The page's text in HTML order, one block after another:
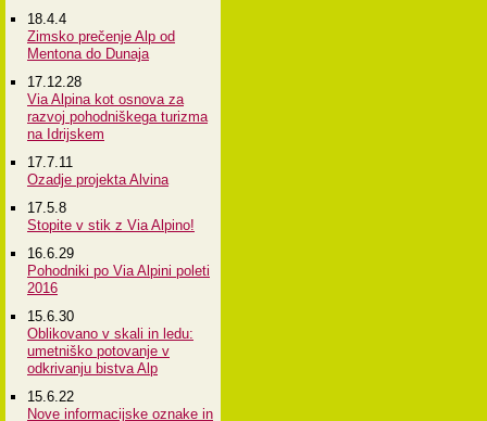
18.4.4
Zimsko prečenje Alp od
Mentona do Dunaja
17.12.28
Via Alpina kot osnova za
razvoj pohodniškega turizma
na Idrijskem
17.7.11
Ozadje projekta Alvina
17.5.8
Stopite v stik z Via Alpino!
16.6.29
Pohodniki po Via Alpini poleti
2016
15.6.30
Oblikovano v skali in ledu:
umetniško potovanje v
odkrivanju bistva Alp
15.6.22
Nove informacijske oznake in